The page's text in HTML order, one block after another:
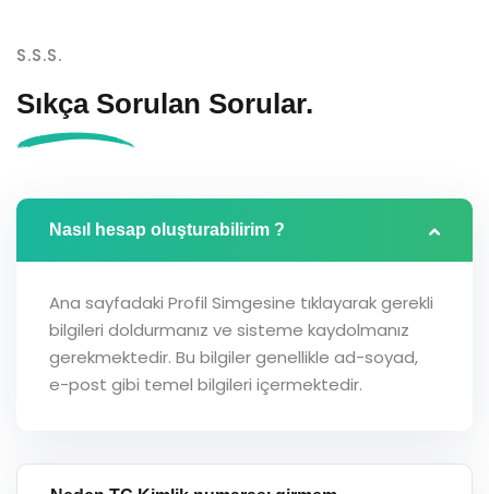
S.S.S.
Sıkça Sorulan Sorular.
Nasıl hesap oluşturabilirim ?
Ana sayfadaki Profil Simgesine tıklayarak gerekli
bilgileri doldurmanız ve sisteme kaydolmanız
gerekmektedir. Bu bilgiler genellikle ad-soyad,
e-post gibi temel bilgileri içermektedir.